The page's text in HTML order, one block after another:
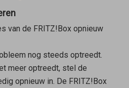
van de FRITZ!Box opnieuw
nog steeds optreedt.
meer optreedt, stel de
opnieuw in. De FRITZ!Box